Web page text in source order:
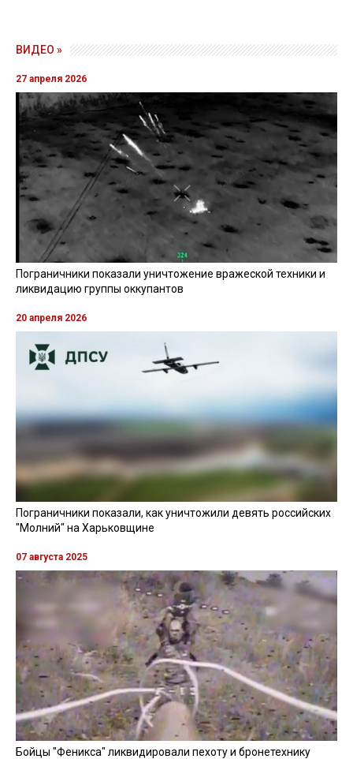
ВИДЕО »
27 апреля 2026
Пограничники показали уничтожение вражеской техники и
ликвидацию группы оккупантов
20 апреля 2026
Пограничники показали, как уничтожили девять российских
"Молний" на Харьковщине
07 августа 2025
Бойцы "Феникса" ликвидировали пехоту и бронетехнику